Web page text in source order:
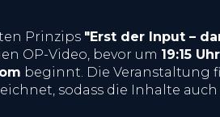
Prinzips "Erst der Input –
OP-Video, bevor um 19:15 Uhr
beginnt. Die Veranstaltung
sodass die Inhalte